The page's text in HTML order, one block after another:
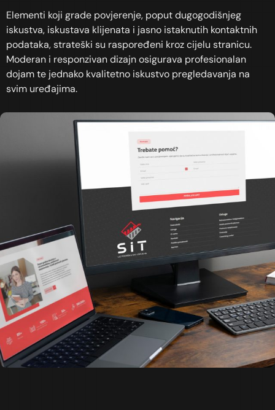
Elementi koji grade povjerenje, poput dugogodišnjeg
iskustva, iskustava klijenata i jasno istaknutih kontaktnih
podataka, strateški su raspoređeni kroz cijelu stranicu.
Moderan i responzivan dizajn osigurava profesionalan
dojam te jednako kvalitetno iskustvo pregledavanja na
svim uređajima.